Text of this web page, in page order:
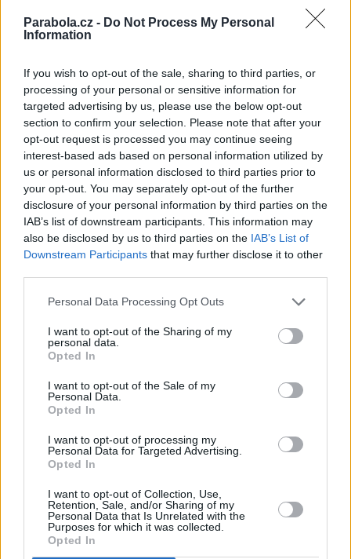
Parabola.cz - Do Not Process My Personal
Information
If you wish to opt-out of the sale, sharing to third parties, or
processing of your personal or sensitive information for
targeted advertising by us, please use the below opt-out
section to confirm your selection. Please note that after your
opt-out request is processed you may continue seeing
interest-based ads based on personal information utilized by
us or personal information disclosed to third parties prior to
your opt-out. You may separately opt-out of the further
disclosure of your personal information by third parties on the
IAB’s list of downstream participants. This information may
also be disclosed by us to third parties on the IAB’s List of
Downstream Participants that may further disclose it to other
Personal Data Processing Opt Outs
I want to opt-out of the Sharing of my
personal data.
Opted In
I want to opt-out of the Sale of my
Personal Data.
Opted In
I want to opt-out of processing my
Personal Data for Targeted Advertising.
Opted In
I want to opt-out of Collection, Use,
Retention, Sale, and/or Sharing of my
Personal Data that Is Unrelated with the
Purposes for which it was collected.
Opted In
Reklama
07.08.2026 -
Bosch Powertrain s.r.o. Jihlava • linkový střídač • mzda
48.400 Kč • příspěvek na ubytování (Jihlava, okres Jihlava)
07.08.2026 -Bosch Powertrain s.r.o. Jihlava • obsluha CNC strojů •
48.400 Kč • náborový bonus 50.000 Kč • příspěvek na ubytování
06.08.2026 -
Bosch Powertrain s.r.o. Jihlava • CNC operátor• mzda
Kč • náborový bonus 50.000 Kč • příspěvek na ubytování (Jihlava,
Jihlava)
06.08.2026 -Bosch Powertrain s.r.o. • montážní dělník • mzda 44.700
týdenní zálohy na mzdu 2.000 Kč (Jihlava, okres Jihlava)
06.08.2026 -Bosch Powertrain s.r.o. Jihlava • práce ve skladu • mzda
48.400 Kč • náborový bonus 50.000 Kč • ubytování (Jihlava, okres
... další nabídky zaměstnání
Vybrané články
Prima sport - co nabídne v prvním
vysílacím týdnu
Kdy a kde bude Prima sport k
naladění na Skylinku
Parabola.cz- web o satelitní, terestrické a kabelové televizi, ©
O webu parabola.cz• O souborech cookies• Inzerce
Kontakt
Dovolená u moře •Bazény